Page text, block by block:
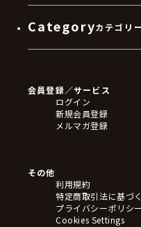
Categoryカテゴリ
フィギュア
アクリルスタンド
バッジ
キーホルダー・ス
ステッカー・シー
タペストリー・ポ
アームサポーター
ブレードホルダー
会員登録／サービス
ログイン
新規会員登録
メルマガ登録
その他
利用規約
特定商取引法に基づ
プライバシーポリシー
Cookies Settings